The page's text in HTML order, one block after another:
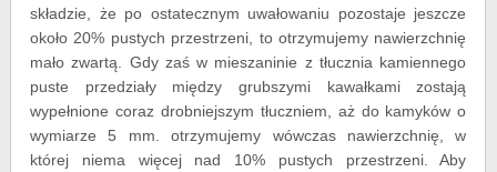
składzie, że po ostatecznym uwałowaniu pozostaje jeszcze
około 20% pustych przestrzeni, to otrzymujemy nawierzchnię
mało zwartą. Gdy zaś w mieszaninie z tłucznia kamiennego
puste przedziały między grubszymi kawałkami zostają
wypełnione coraz drobniejszym tłuczniem, aż do kamyków o
wymiarze 5 mm. otrzymujemy wówczas nawierzchnię, w
której niema więcej nad 10% pustych przestrzeni. Aby